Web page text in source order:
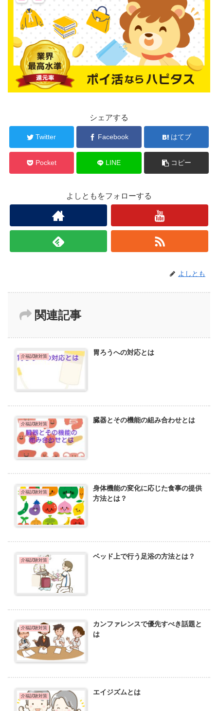
シェアする
Twitter Facebook はてブ
Pocket LINE コピー
よしともをフォローする
よしとも
関連記事
介福試験対策 胃ろうへの対応とは
介福試験対策 臓器とその機能の組み合わせとは
介福試験対策
身体機能の変化に応じた食事の提供
方法とは？
介福試験対策 ベッド上で行う足浴の方法とは？
介福試験対策
カンファレンスで優先すべき話題と
は
介福試験対策 エイジズムとは